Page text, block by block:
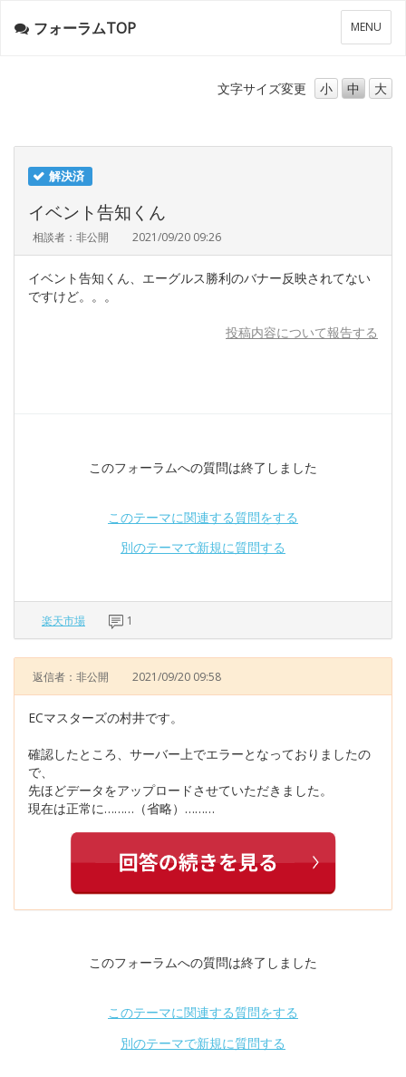
メ
ニ
ー
MENU
フォーラムTOP
文字サイズ変更 小 中 大
解決済
イベント告知くん
相談者：非公開 2021/09/20 09:26
イベント告知くん、エーグルス勝利のバナー反映されてない
ですけど。。。
投稿内容について報告する
このフォーラムへの質問は終了しました
このテーマに関連する質問をする
別のテーマで新規に質問する
楽天市場 1
返信者：非公開 2021/09/20 09:58
ECマスターズの村井です。
確認したところ、サーバー上でエラーとなっておりましたの
で、
先ほどデータをアップロードさせていただきました。
現在は正常に………（省略）………
このフォーラムへの質問は終了しました
このテーマに関連する質問をする
別のテーマで新規に質問する